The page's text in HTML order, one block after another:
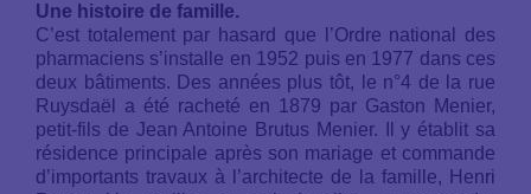
Une histoire de famille.
C’est totalement par hasard que l’Ordre national des
pharmaciens s’installe en 1952 puis en 1977 dans ces
deux bâtiments. Des années plus tôt, le n°4 de la rue
Ruysdaël a été racheté en 1879 par Gaston Menier,
petit-fils de Jean Antoine Brutus Menier. Il y établit sa
résidence principale après son mariage et commande
d’importants travaux à l’architecte de la famille, Henri